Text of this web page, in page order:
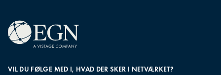
VIL DU FØLGE MED I, HVAD DER SKER I NETVÆRKET?